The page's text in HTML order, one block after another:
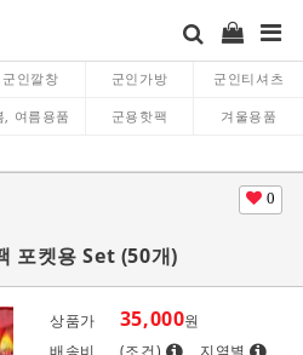
군인깔창 군인가방 군인티셔츠
, 여름용품 군용핫팩 겨울용품
0
포켓용 Set (50개)
상품가 35,000원
배송비
(조건) 지역별